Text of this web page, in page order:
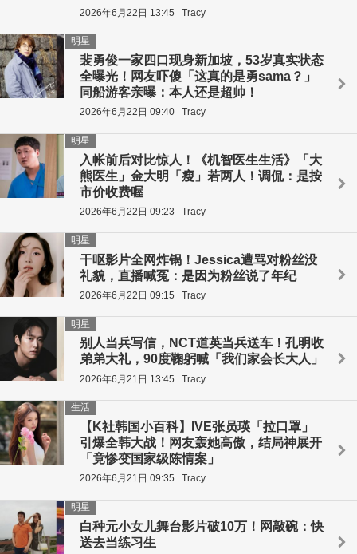
2026年6月22日 13:45 Tracy
裴勇俊一家四口现身新加坡，53岁真实状态
全曝光！网友吓傻「这真的是勇sama？」
同船游客亲曝：本人还是超帅！
明星
2026年6月22日 09:40 Tracy
入帐前后对比惊人！《机智医生生活》「大
熊医生」金大明「瘦」若两人！调侃：是按
市价收费喔
明星
2026年6月22日 09:23 Tracy
干呕影片全网炸锅！Jessica遭骂对粉丝没
礼貌，直播喊冤：是因为粉丝说了年纪
明星
2026年6月22日 09:15 Tracy
别人当兵写信，NCT道英当兵送车！孔明收
弟弟大礼，90度鞠躬喊「我们家会长大人」
明星
2026年6月21日 13:45 Tracy
【K社韩国小百科】IVE张员瑛「拉口罩」
引爆全韩大战！网友轰她高傲，结局神展开
「竟惨变国家级陈情案」
生活
2026年6月21日 09:35 Tracy
白种元小女儿舞台影片破10万！网敲碗：快
送去当练习生
明星